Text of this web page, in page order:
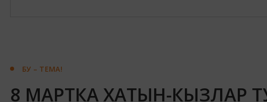
БУ – ТЕМА!
8 МАРТКА ХАТЫН-КЫЗЛАР